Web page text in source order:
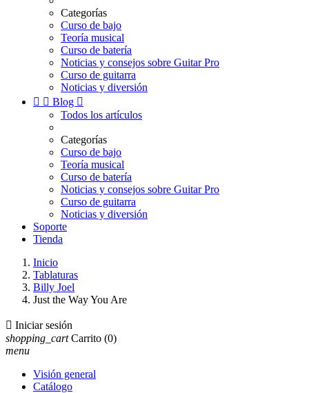
Categorías
Curso de bajo
Teoría musical
Curso de batería
Noticias y consejos sobre Guitar Pro
Curso de guitarra
Noticias y diversión
  Blog 
Todos los artículos
Categorías
Curso de bajo
Teoría musical
Curso de batería
Noticias y consejos sobre Guitar Pro
Curso de guitarra
Noticias y diversión
Soporte
Tienda
Inicio
Tablaturas
Billy Joel
Just the Way You Are
 Iniciar sesión
shopping_cart Carrito (0)
menu
Visión general
Catálogo